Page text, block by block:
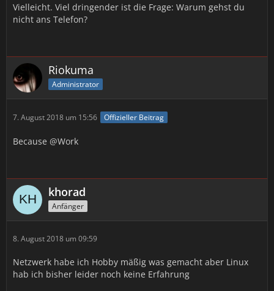
Vielleicht. Viel dringender ist die Frage: Warum gehst du
nicht ans Telefon?
Riokuma
Administrator
7. August 2018 um 15:56 Offizieller Beitrag
Because @Work
khorad
Anfänger
8. August 2018 um 09:59
Netzwerk habe ich Hobby mäßig was gemacht aber Linux
hab ich bisher leider noch keine Erfahrung